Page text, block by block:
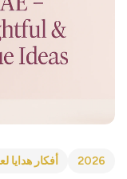
2026 أفكار هدايا